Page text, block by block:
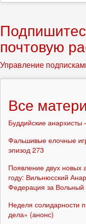
почтовую
Управление
Все
Буддийские
Фальшивые елочные
эпизод 273
Появление двух новых
году: Вильнюсский
Федерация за
Неделя солидарности
дела» (анонс)